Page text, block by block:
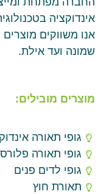
אינדוקציה
אנו משווקים
שמונה ועד אילת.
מוצרים מובילים:
גופי תאורה
גופי תאורה
גופי לדים פנים
תאורת חוץ